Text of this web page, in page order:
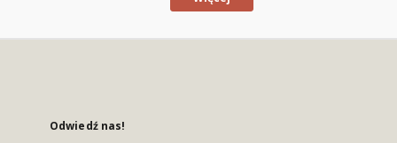
Odwiedź nas!